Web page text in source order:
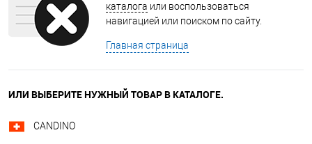
каталога или воспользоваться
навигацией или поиском по сайту.
Главная страница
ИЛИ ВЫБЕРИТЕ НУЖНЫЙ ТОВАР В КАТАЛОГЕ.
CANDINO